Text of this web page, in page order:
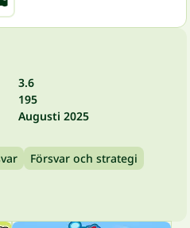
3.6
195
Augusti 2025
Försvar och strategi